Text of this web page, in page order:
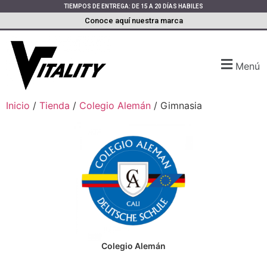
TIEMPOS DE ENTREGA: DE 15 A 20 DÍAS HABILES
Conoce aquí nuestra marca
Menú
Inicio / Tienda / Colegio Alemán / Gimnasia
Colegio Alemán